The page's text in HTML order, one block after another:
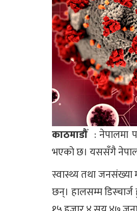
काठमाडौँ: नेपालमा
भएको छ। यससँगै
स्वास्थ्य तथा जनसंख्या
छन्। हालसम्म